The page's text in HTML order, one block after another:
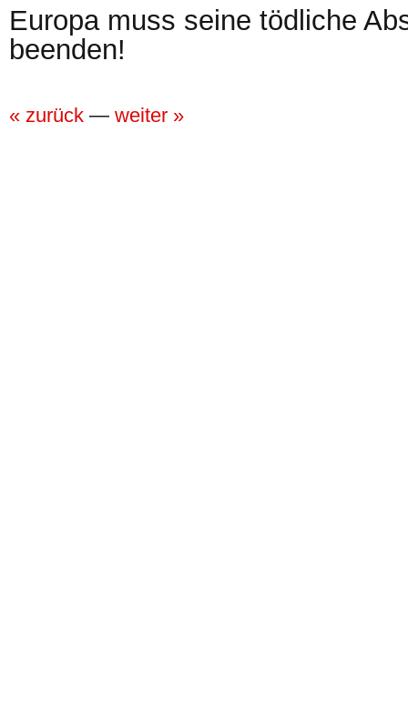
Europa muss seine tödliche
beenden!
« zurück — weiter »